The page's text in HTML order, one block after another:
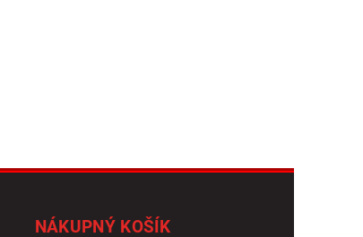
NÁKUPNÝ KOŠÍK